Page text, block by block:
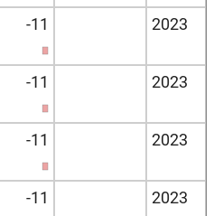
-11 2023
-11 2023
-11 2023
-11 2023